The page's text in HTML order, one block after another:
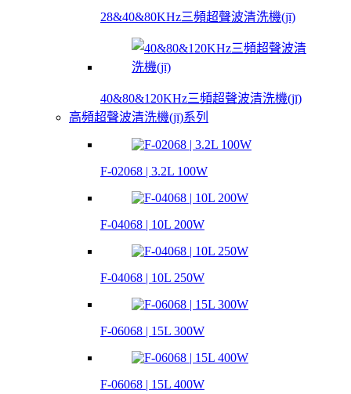
28&40&80KHz三頻超聲波清洗機(jī)
40&80&120KHz三頻超聲波清洗機(jī)
高頻超聲波清洗機(jī)系列
F-02068 | 3.2L 100W
F-04068 | 10L 200W
F-04068 | 10L 250W
F-06068 | 15L 300W
F-06068 | 15L 400W